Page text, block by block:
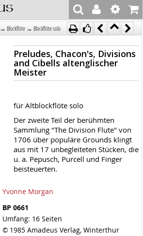
→ Blockflöte → Blockflöte solo
Preludes, Chacon's, Divisions
and Cibells altenglischer
Meister
für Altblockflöte solo
Der zweite Teil der berühmten
Sammlung "The Division Flute" von
1706 über populäre Grounds klingt
aus mit 17 unbegleiteten Stücken, die
u. a. Pepusch, Purcell und Finger
beisteuerten.
Yvonne Morgan
BP 0661
Umfang: 16 Seiten
© 1985 Amadeus Verlag, Winterthur